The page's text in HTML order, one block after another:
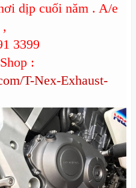
dịp cuối năm . A/e
3399
:
T-Nex-Exhaust-